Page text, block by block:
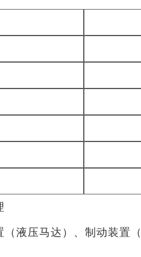
液压马达）、制动装置